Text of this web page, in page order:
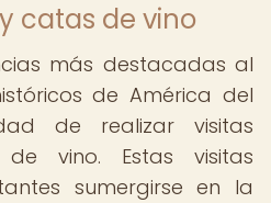
catas de vino
más destacadas al
de América del
de realizar visitas
vino. Estas visitas
sumergirse en la